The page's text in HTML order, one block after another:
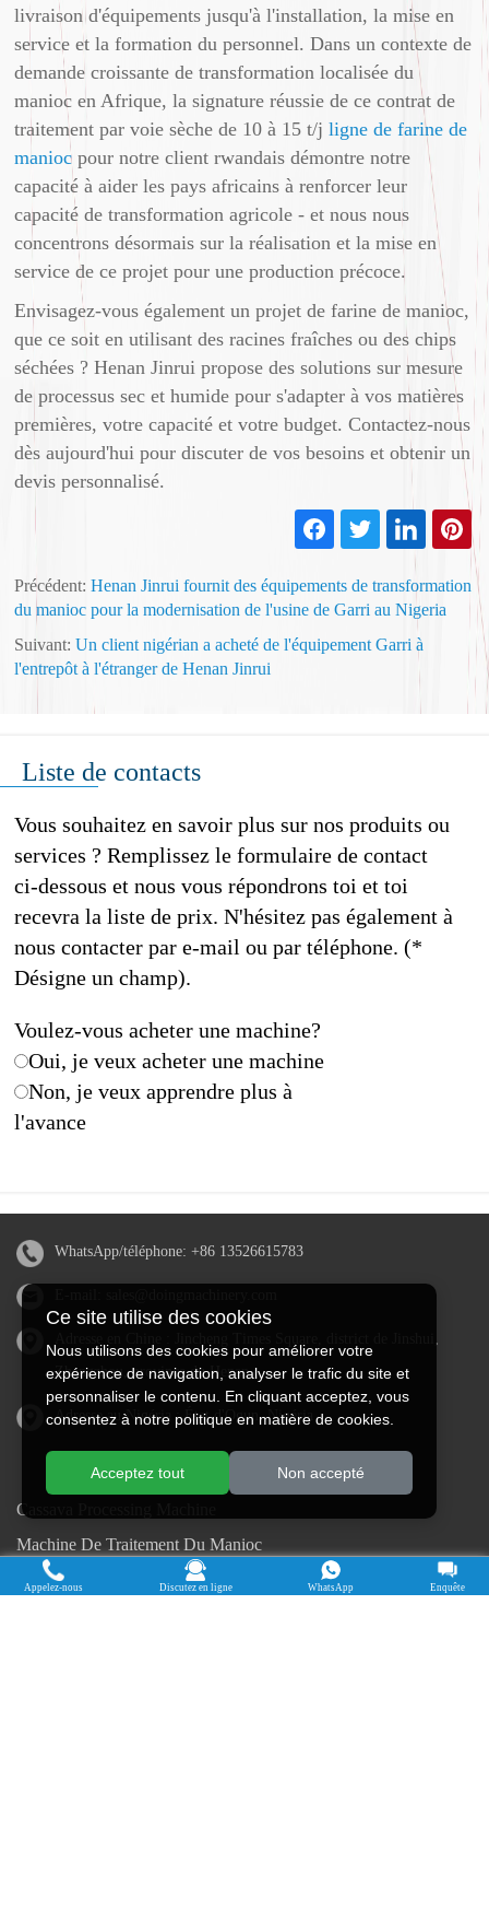
livraison d'équipements jusqu'à l'installation, la mise en
service et la formation du personnel. Dans un contexte de
demande croissante de transformation localisée du
manioc en Afrique, la signature réussie de ce contrat de
traitement par voie sèche de 10 à 15 t/jligne de farine de
manioc pour notre client rwandais démontre notre
capacité à aider les pays africains à renforcer leur
capacité de transformation agricole - et nous nous
concentrons désormais sur la réalisation et la mise en
service de ce projet pour une production précoce.
Envisagez-vous également un projet de farine de manioc,
que ce soit en utilisant des racines fraîches ou des chips
séchées ? Henan Jinrui propose des solutions sur mesure
de processus sec et humide pour s'adapter à vos matières
premières, votre capacité et votre budget. Contactez-nous
dès aujourd'hui pour discuter de vos besoins et obtenir un
devis personnalisé.
Précédent:Henan Jinrui fournit des équipements de transformation
du manioc pour la modernisation de l'usine de Garri au Nigeria
Suivant:Un client nigérian a acheté de l'équipement Garri à
l'entrepôt à l'étranger de Henan Jinrui
Liste de contacts
Vous souhaitez en savoir plus sur nos produits ou
services ? Remplissez le formulaire de contact
ci-dessous et nous vous répondrons toi et toi
recevra la liste de prix. N'hésitez pas également à
nous contacter par e-mail ou par téléphone. (*
Désigne un champ).
Voulez-vous acheter une machine?
Oui, je veux acheter une machine
Non, je veux apprendre plus à
l'avance
WhatsApp/téléphone: +86 13526615783
Adresse en Chine : Jincheng Times Square, district de Jinshui,
Zhengzhou, province du Henan
Adresse au Nigéria : État d'Ogun, Nigéria
Cassava Processing Machine
Machine De Traitement Du Manioc
Máquina de procesamiento de yuca
Ce site utilise des cookies
Nous utilisons des cookies pour améliorer votre
expérience de navigation, analyser le trafic du site et
personnaliser le contenu. En cliquant acceptez, vous
consentez à notre politique en matière de cookies.
Acceptez tout Non accepté
Appelez-nous Discutez en ligne WhatsApp Enquête